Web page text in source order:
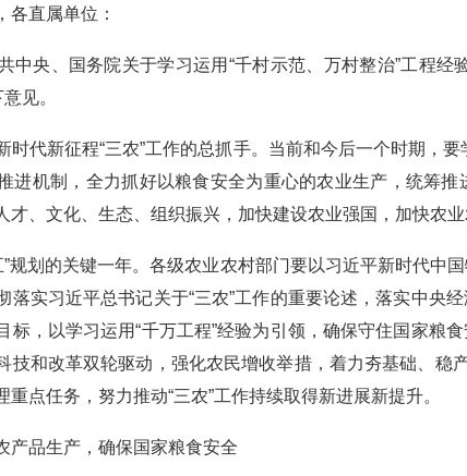
各直属单位：
央、国务院关于学习运用“千村示范、万村整治”工程经
见。
新征程“三农”工作的总抓手。当前和今后一个时期，要
进机制，全力抓好以粮食安全为重心的农业生产，统筹
才、文化、生态、组织振兴，加快建设农业强国，加快农
划的关键一年。各级农业农村部门要以习近平新时代中
落实习近平总书记关于“三农”工作的重要论述，落实中央
标，以学习运用“千万工程”经验为引领，确保守住国家粮
技和改革双轮驱动，强化农民增收举措，着力夯基础、稳
点任务，努力推动“三农”工作持续取得新进展新提升。
品生产，确保国家粮食安全